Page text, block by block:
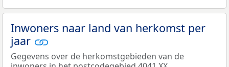
Inwoners naar land van herkomst per
jaar
Gegevens over de herkomstgebieden van de